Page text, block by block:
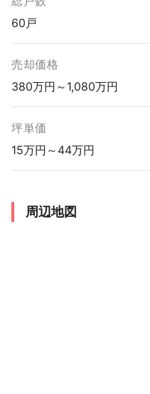
60戸
売却価格
380万円～1,080万円
坪単価
15万円～44万円
周辺地図